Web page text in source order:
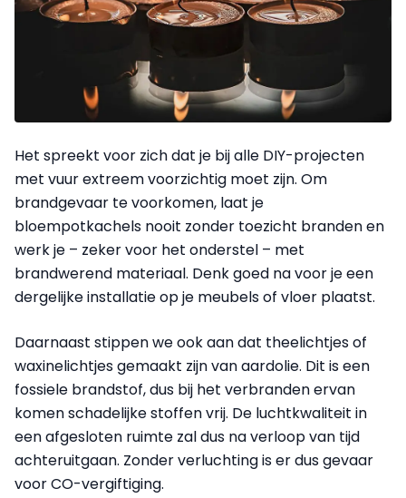
Het spreekt voor zich dat je bij alle DIY-projecten
met vuur extreem voorzichtig moet zijn. Om
brandgevaar te voorkomen, laat je
bloempotkachels nooit zonder toezicht branden en
werk je – zeker voor het onderstel – met
brandwerend materiaal. Denk goed na voor je een
dergelijke installatie op je meubels of vloer plaatst.
Daarnaast stippen we ook aan dat theelichtjes of
waxinelichtjes gemaakt zijn van aardolie. Dit is een
fossiele brandstof, dus bij het verbranden ervan
komen schadelijke stoffen vrij. De luchtkwaliteit in
een afgesloten ruimte zal dus na verloop van tijd
achteruitgaan. Zonder verluchting is er dus gevaar
voor CO-vergiftiging.